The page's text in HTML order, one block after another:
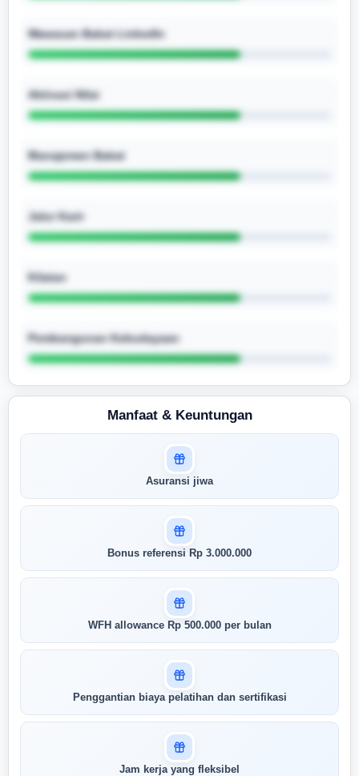
Wawasan Bakat LinkedIn
Aktivasi Nilai
Manajemen Bakat
Jalur Karir
Kilatan
Pembangunan Kebudayaan
Masuk untuk melihat skor
pertandingan AI Anda
menunjukkan seberapa cocok keahlian
Anda dengan peran ini
Manfaat & Keuntungan
Asuransi jiwa
Bonus referensi Rp 3.000.000
WFH allowance Rp 500.000 per bulan
Penggantian biaya pelatihan dan sertifikasi
Jam kerja yang fleksibel